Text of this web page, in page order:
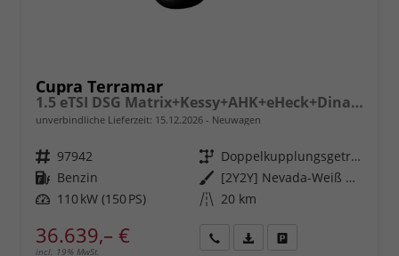
Cupra Terramar
1.5 eTSI DSG Matrix+Kessy+AHK+eHeck+Dinamica+CarPlay+eHeck+GV5
unverbindliche Lieferzeit: 15.12.2026 Neuwagen
Fahrzeugnr. 97942 Getriebe
Doppelkupplungsgetriebe (DSG)
Kraftstoff Benzin Außenfarbe
[2Y2Y] Nevada-Weiß Metallic
Leistung 110 kW (150 PS) Kilometerstand 20 km
36.639,– €
incl. 19% MwSt.